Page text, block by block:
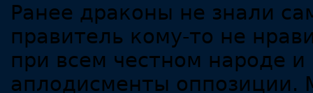
Ранее драконы не знали
правитель кому-то не
при всем честном народе
аплодисменты оппозиции.